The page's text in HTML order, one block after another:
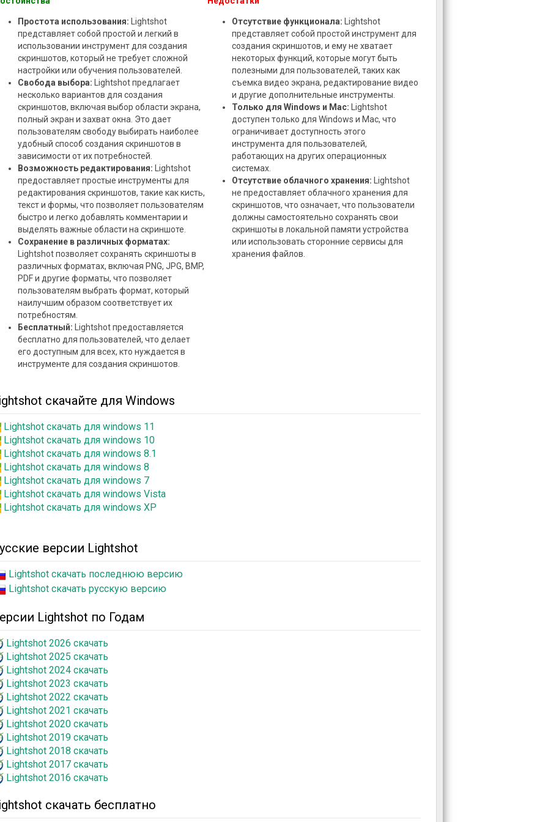
Простота использования: Lightshot
представляет собой простой и легкий в
использовании инструмент для создания
скриншотов, который не требует сложной
настройки или обучения пользователей.
Свобода выбора: Lightshot предлагает
несколько вариантов для создания
скриншотов, включая выбор области экрана,
полный экран и захват окна. Это дает
пользователям свободу выбирать наиболее
удобный способ создания скриншотов в
зависимости от их потребностей.
Возможность редактирования: Lightshot
предоставляет простые инструменты для
редактирования скриншотов, такие как кисть,
текст и формы, что позволяет пользователям
быстро и легко добавлять комментарии и
выделять важные области на скриншоте.
Сохранение в различных форматах:
Lightshot позволяет сохранять скриншоты в
различных форматах, включая PNG, JPG, BMP,
PDF и другие форматы, что позволяет
пользователям выбрать формат, который
наилучшим образом соответствует их
потребностям.
Бесплатный: Lightshot предоставляется
бесплатно для пользователей, что делает
его доступным для всех, кто нуждается в
инструменте для создания скриншотов.
Отсутствие функционала: Lightshot
представляет собой простой инструмент для
создания скриншотов, и ему не хватает
некоторых функций, которые могут быть
полезными для пользователей, таких как
съемка видео экрана, редактирование видео
и другие дополнительные инструменты.
Только для Windows и Mac: Lightshot
доступен только для Windows и Mac, что
ограничивает доступность этого
инструмента для пользователей,
работающих на других операционных
системах.
Отсутствие облачного хранения: Lightshot
не предоставляет облачного хранения для
скриншотов, что означает, что пользователи
должны самостоятельно сохранять свои
скриншоты в локальной памяти устройства
или использовать сторонние сервисы для
хранения файлов.
скачайте для Windows
Lightshot скачать для windows 11
Lightshot скачать для windows 10
Lightshot скачать для windows 8.1
Lightshot скачать для windows 8
Lightshot скачать для windows 7
Lightshot скачать для windows Vista
Lightshot скачать для windows XP
версии Lightshot
Lightshot скачать последнюю версию
Lightshot скачать русскую версию
Lightshot по Годам
Lightshot 2026 скачать
Lightshot 2025 скачать
Lightshot 2024 скачать
Lightshot 2023 скачать
Lightshot 2022 скачать
Lightshot 2021 скачать
Lightshot 2020 скачать
Lightshot 2019 скачать
Lightshot 2018 скачать
Lightshot 2017 скачать
Lightshot 2016 скачать
скачать бесплатно